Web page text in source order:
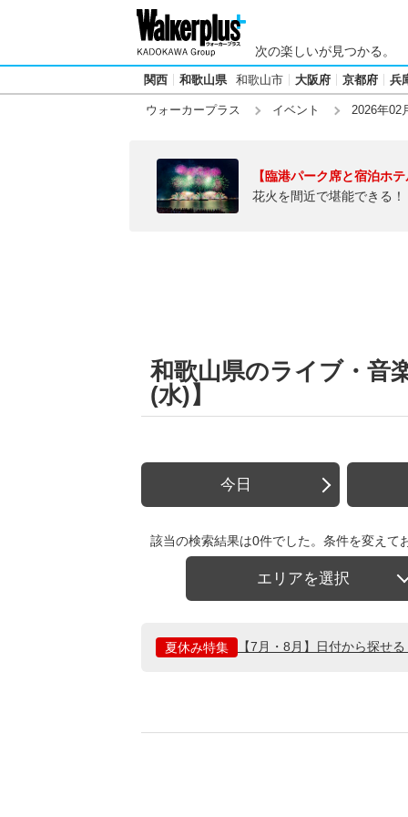
次の楽しいが見つかる。
関西 和歌山県 和歌山市 大阪府 京都府 兵
ウォーカープラス イベント 2026年02
【臨港パーク席と宿泊ホ
花火を間近で堪能できる
和歌山県のライブ・音
(水)】
今日
該当の検索結果は0件でした。条件を変えて
エリアを選択
夏休み特集 【7月・8月】日付から探せ